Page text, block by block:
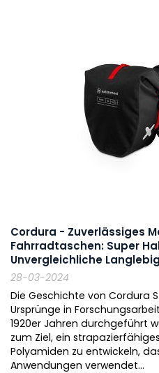
Cordura - Zuverlässiges
Fahrradtaschen: Super
Unvergleichliche
28-03-2024
Die Geschichte von Cordura
Ursprünge in
1920er Jahren durchgeführt
zum Ziel, ein
Polyamiden zu entwickeln,
Anwendungen verwendet...